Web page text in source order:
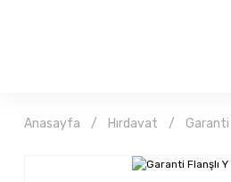
Anasayfa Hırdavat Garanti